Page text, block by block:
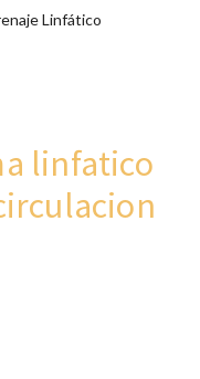
Linfático
linfatico